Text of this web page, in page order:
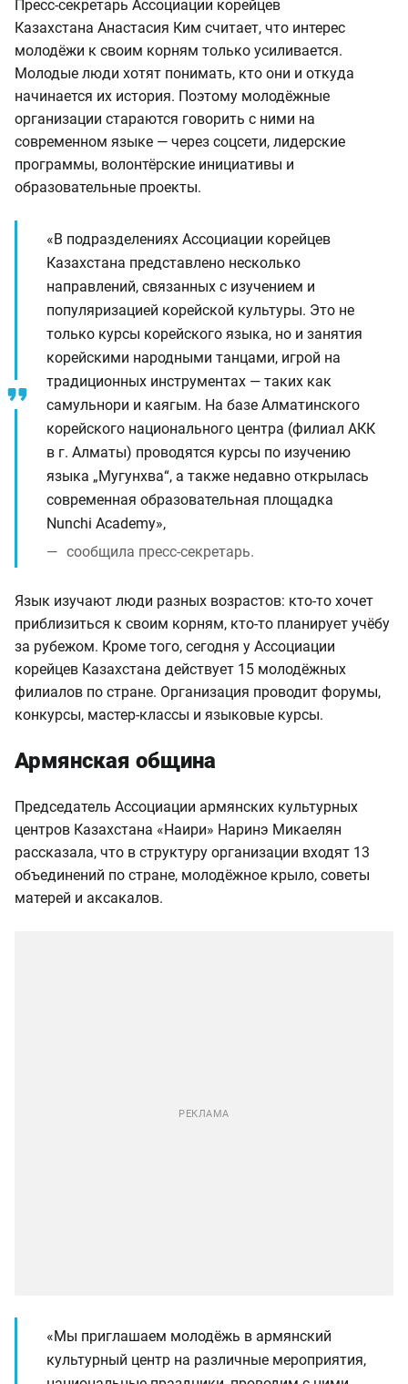
Пресс-секретарь Ассоциации корейцев
Казахстана Анастасия Ким считает, что интерес
молодёжи к своим корням только усиливается.
Молодые люди хотят понимать, кто они и откуда
начинается их история. Поэтому молодёжные
организации стараются говорить с ними на
современном языке — через соцсети, лидерские
программы, волонтёрские инициативы и
образовательные проекты.
«В подразделениях Ассоциации корейцев
Казахстана представлено несколько
направлений, связанных с изучением и
популяризацией корейской культуры. Это не
только курсы корейского языка, но и занятия
корейскими народными танцами, игрой на
традиционных инструментах — таких как
самульнори и каягым. На базе Алматинского
корейского национального центра (филиал АКК
в г. Алматы) проводятся курсы по изучению
языка „Мугунхва“, а также недавно открылась
современная образовательная площадка
Nunchi Academy»,
сообщила пресс-секретарь.
Язык изучают люди разных возрастов: кто-то хочет
приблизиться к своим корням, кто-то планирует учёбу
за рубежом. Кроме того, сегодня у Ассоциации
корейцев Казахстана действует 15 молодёжных
филиалов по стране. Организация проводит форумы,
конкурсы, мастер-классы и языковые курсы.
Армянская община
Председатель Ассоциации армянских культурных
центров Казахстана «Наири» Наринэ Микаелян
рассказала, что в структуру организации входят 13
объединений по стране, молодёжное крыло, советы
матерей и аксакалов.
«Мы приглашаем молодёжь в армянский
культурный центр на различные мероприятия,